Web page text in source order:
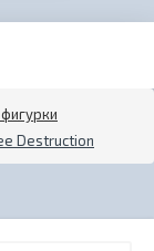
Destruction